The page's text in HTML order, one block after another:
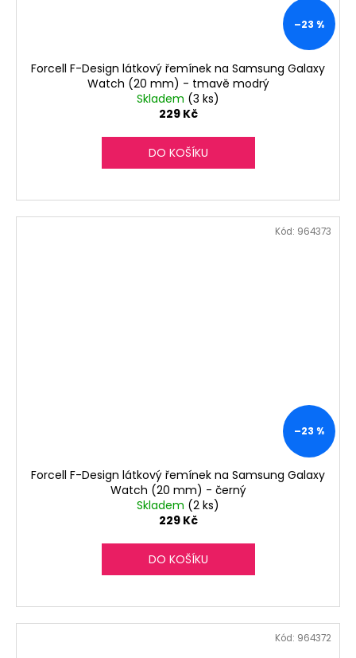
–23 %
Forcell F-Design látkový řemínek na Samsung Galaxy
Watch (20 mm) - tmavě modrý
Skladem (3 ks)
229 Kč
DO KOŠÍKU
–23 %
Forcell F-Design látkový řemínek na Samsung Galaxy
Watch (20 mm) - černý
Skladem (2 ks)
229 Kč
DO KOŠÍKU
Kód: 964373
Kód: 964372